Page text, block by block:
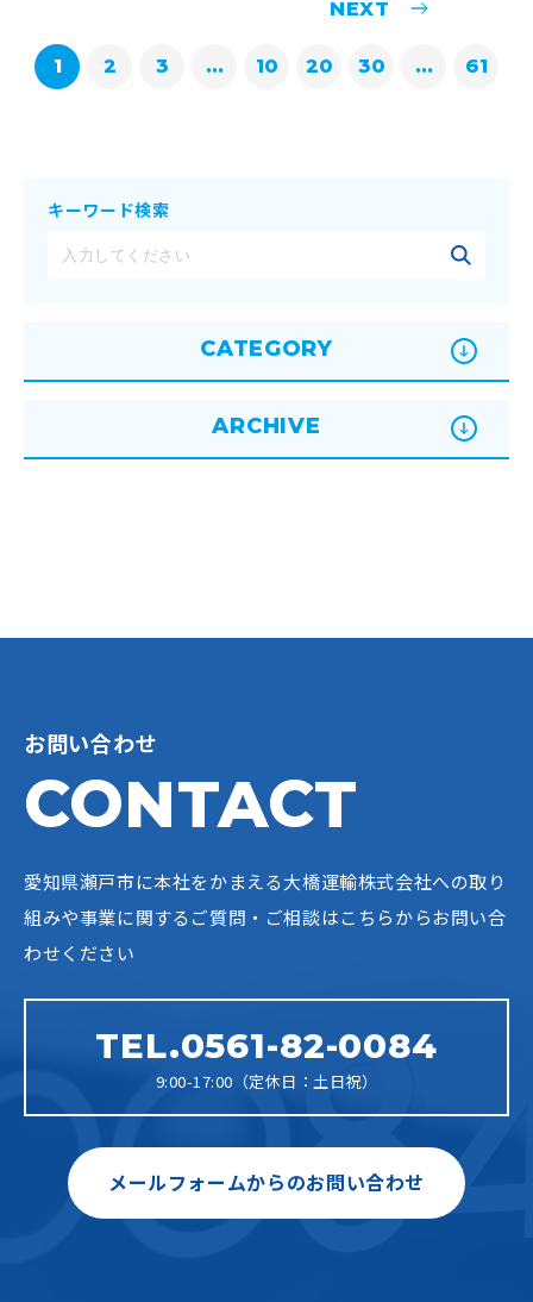
1 2 3 ... 10 20 30 ... 61
キーワード検索
CATEGORY
ARCHIVE
お問い合わせ
CONTACT
愛知県瀬戸市に本社をかまえる大橋運輸株式会社への取り
組みや事業に関するご質問・ご相談はこちらからお問い合
わせください
TEL.0561-82-0084
9:00-17:00（定休日：土日祝）
メールフォームからのお問い合わせ